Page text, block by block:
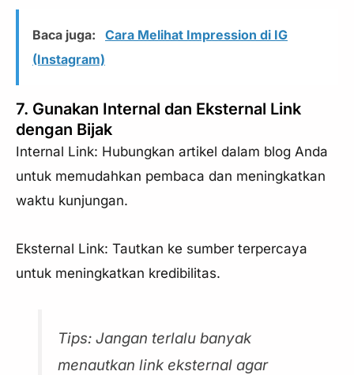
Baca juga:
Cara Melihat Impression di IG
(Instagram)
7. Gunakan Internal dan Eksternal Link
dengan Bijak
Internal Link: Hubungkan artikel dalam blog Anda
untuk memudahkan pembaca dan meningkatkan
waktu kunjungan.
Eksternal Link: Tautkan ke sumber terpercaya
untuk meningkatkan kredibilitas.
Tips: Jangan terlalu banyak
menautkan link eksternal agar